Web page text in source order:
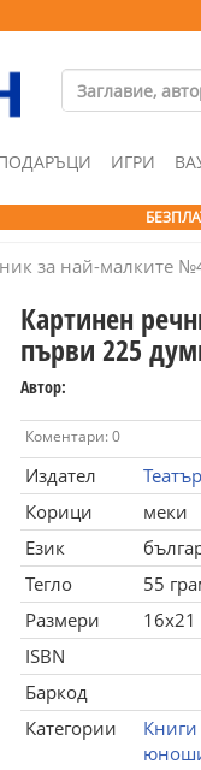
ИГРИ
за най-малките
Картинен
първи 225
Автор:
Коментари: 0
Издател
Корици
меки
Език
Тегло
55
Размери
16x21
ISBN
Баркод
Категории